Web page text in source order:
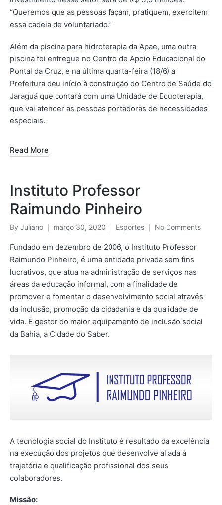
“Queremos que as pessoas façam, pratiquem, exercitem
essa cadeia de voluntariado.”
Além da piscina para hidroterapia da Apae, uma outra
piscina foi entregue no Centro de Apoio Educacional do
Pontal da Cruz, e na última quarta-feira (18/6) a
Prefeitura deu início à construção do Centro de Saúde do
Jaraguá que contará com uma Unidade de Equoterapia,
que vai atender as pessoas portadoras de necessidades
especiais.
Read More
Instituto Professor
Raimundo Pinheiro
Posted
By Juliano março 30, 2020
Posted
in
Esportes No Comments
Fundado em dezembro de 2006, o Instituto Professor
Raimundo Pinheiro, é uma entidade privada sem fins
lucrativos, que atua na administração de serviços nas
áreas da educação informal, com a finalidade de
promover e fomentar o desenvolvimento social através
da inclusão, promoção da cidadania e da qualidade de
vida. É gestor do maior equipamento de inclusão social
da Bahia, a Cidade do Saber.
A tecnologia social do Instituto é resultado da excelência
na execução dos projetos que desenvolve aliada à
trajetória e qualificação profissional dos seus
colaboradores.
Missão: